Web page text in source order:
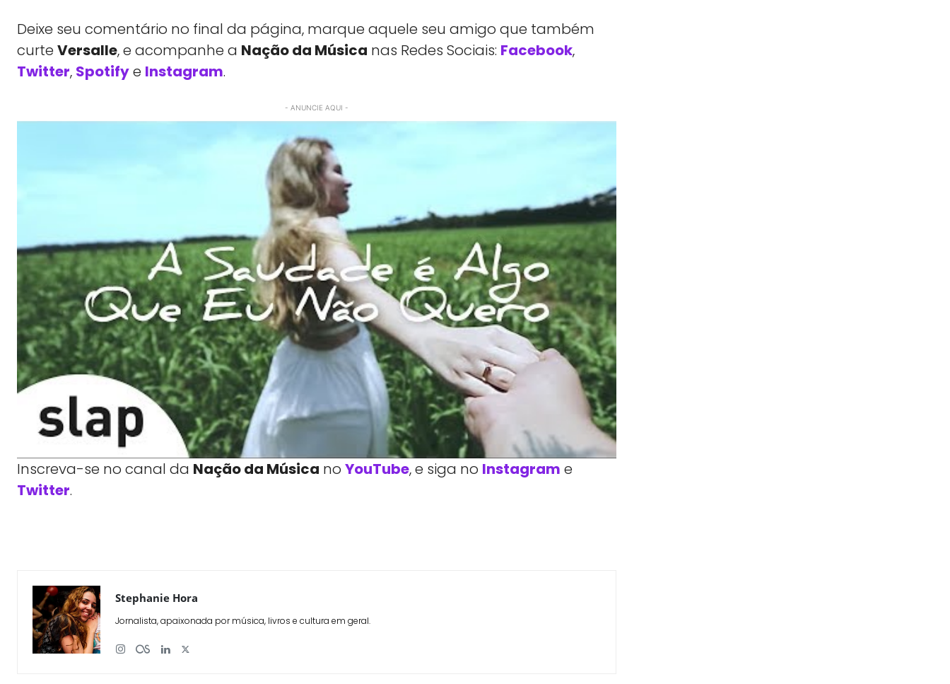
Deixe seu comentário no final da página, marque aquele seu amigo que também
curte Versalle, e acompanhe a Nação da Música nas Redes Sociais: Facebook,
Twitter, Spotifye Instagram.
- ANUNCIE AQUI -
Inscreva-se no canal da Nação da Música no YouTube, e siga no Instagram e
Twitter.
Stephanie Hora
Jornalista, apaixonada por música, livros e cultura em geral.